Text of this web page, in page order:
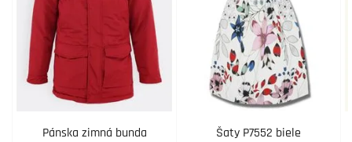
Pánska zimná bunda Šaty P7552 biele